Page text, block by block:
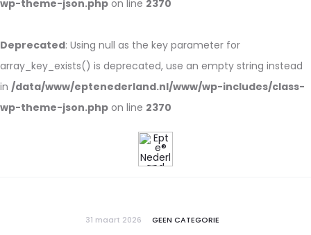
wp-theme-json.php on line 2370
Deprecated: Using null as the key parameter for
array_key_exists() is deprecated, use an empty string instead
in /data/www/eptenederland.nl/www/wp-includes/class-
wp-theme-json.php on line 2370
31 maart 2026 GEEN CATEGORIE